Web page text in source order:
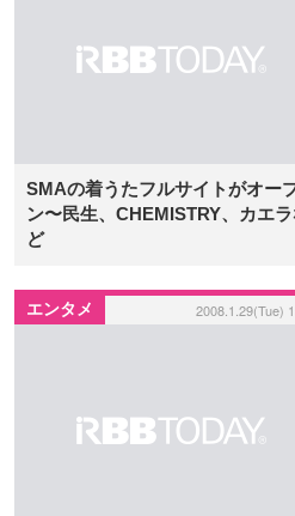
SMAの着うたフルサイトがオー
ン〜民生、CHEMISTRY、カエ
ど
エンタメ 2008.1.29(Tue)